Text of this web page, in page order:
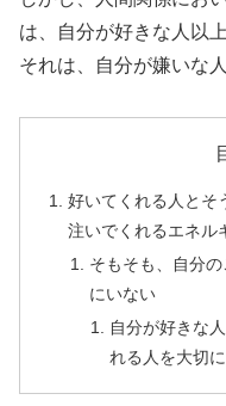
は、自分が好きな人以
それは、自分が嫌いな
好いてくれる人とそ
注いでくれるエネル
そもそも、自分
にいない
自分が好きな
れる人を大切に